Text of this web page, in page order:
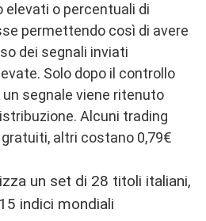
elevati o percentuali di
permettendo così di avere
dei segnali inviati
Solo dopo il controllo
segnale viene ritenuto
Alcuni trading
altri costano 0,79€
un set di 28 titoli italiani,
indici mondiali